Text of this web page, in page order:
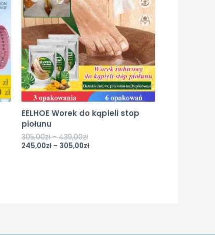
EELHOE Worek do kąpieli stop
piołunu
305,00zł–439,00zł
245,00zł– 305,00zł